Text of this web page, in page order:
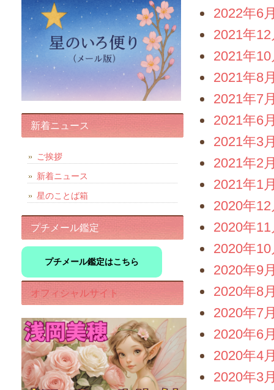
2022年6
2021年12
2021年10
2021年8
2021年7
2021年6
2021年3
2021年2
2021年1
2020年12
2020年11
2020年10
2020年9
2020年8
2020年7
2020年6
2020年4
2020年3
新着ニュース
ご挨拶
新着ニュース
星のことば箱
プチメール鑑定
プチメール鑑定はこちら
オフィシャルサイト